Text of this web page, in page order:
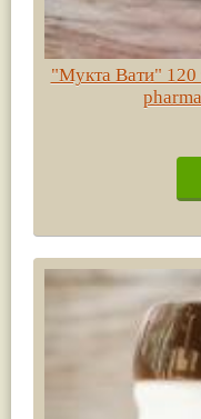
"Мукта Вати"